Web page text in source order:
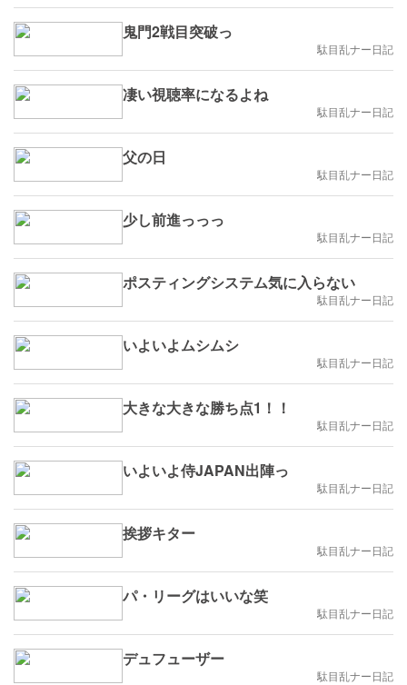
鬼門2戦目突破っ
駄目乱ナー日記
凄い視聴率になるよね
駄目乱ナー日記
父の日
駄目乱ナー日記
少し前進っっっ
駄目乱ナー日記
ポスティングシステム気に入らない
駄目乱ナー日記
いよいよムシムシ
駄目乱ナー日記
大きな大きな勝ち点1！！
駄目乱ナー日記
いよいよ侍JAPAN出陣っ
駄目乱ナー日記
挨拶キター
駄目乱ナー日記
パ・リーグはいいな笑
駄目乱ナー日記
デュフューザー
駄目乱ナー日記